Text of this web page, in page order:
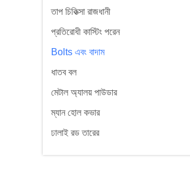
তাপ চিকিত্সা রাজধানী
প্রতিরোধী কাস্টিং পরেন
Bolts এবং বাদাম
ধাতব বল
মেটাল অ্যালয় পাউডার
ম্যান হোল কভার
ঢালাই রড তারের